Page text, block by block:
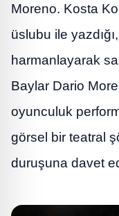
Moreno. Kosta
üslubu ile
harmanlayarak
Baylar Dario
oyunculuk
görsel bir teatral
duruşuna davet